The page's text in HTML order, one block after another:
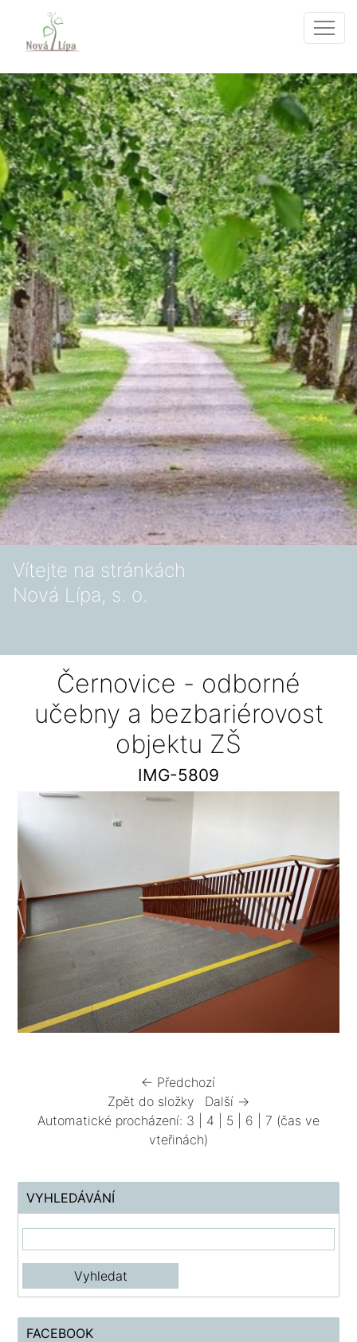
Vítejte na stránkách
Nová Lípa, s. o.
Černovice - odborné
učebny a bezbariérovost
objektu ZŠ
IMG-5809
← Předchozí
Zpět do složky
Další →
Automatické procházení: 3 4 5 6 7 (čas ve
vteřinách)
VYHLEDÁVÁNÍ
FACEBOOK